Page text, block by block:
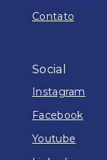
Contato
Social
Instagram
Facebook
Youtube